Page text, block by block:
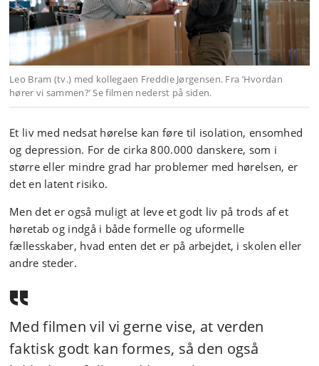
Leo Bram (tv.) med kollegaen Freddie Jørgensen. Fra ’Hvordan
hører vi sammen?’ Se filmen nederst på siden.
Et liv med nedsat hørelse kan føre til isolation, ensomhed
og depression. For de cirka 800.000 danskere, som i
større eller mindre grad har problemer med hørelsen, er
det en latent risiko.
Men det er også muligt at leve et godt liv på trods af et
høretab og indgå i både formelle og uformelle
fællesskaber, hvad enten det er på arbejdet, i skolen eller
andre steder.
Med filmen vil vi gerne vise, at verden
faktisk godt kan formes, så den også